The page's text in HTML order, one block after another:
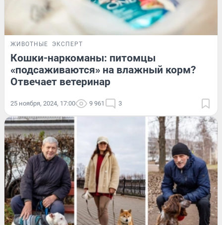
ЖИВОТНЫЕ ЭКСПЕРТ
Кошки-наркоманы: питомцы
«подсаживаются» на влажный корм?
Отвечает ветеринар
25 ноября, 2024, 17:00 9 961 3